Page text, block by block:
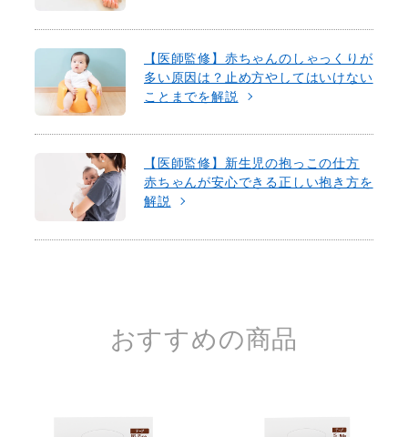
【医師監修】赤ちゃんのしゃっくりが
多い原因は？止め方やしてはいけない
ことまでを解説
【医師監修】新生児の抱っこの仕方
赤ちゃんが安心できる正しい抱き方を
解説
おすすめの商品